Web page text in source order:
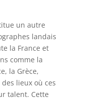
un autre
landais
la France et
comme la
la Grèce,
lieux où ces
talent. Cette